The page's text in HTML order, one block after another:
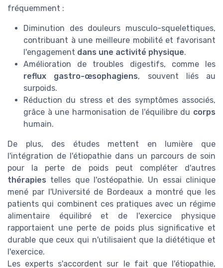
fréquemment :
Diminution des douleurs musculo-squelettiques,
contribuant à une meilleure mobilité et favorisant
l'engagement dans une activité physique.
Amélioration de troubles digestifs, comme les
reflux gastro-œsophagiens, souvent liés au
surpoids.
Réduction du stress et des symptômes associés,
grâce à une harmonisation de l'équilibre du corps
humain.
De plus, des études mettent en lumière que
l'intégration de l'étiopathie dans un parcours de soin
pour la perte de poids peut compléter d'autres
thérapies telles que l'ostéopathie. Un essai clinique
mené par l'Université de Bordeaux a montré que les
patients qui combinent ces pratiques avec un régime
alimentaire équilibré et de l'exercice physique
rapportaient une perte de poids plus significative et
durable que ceux qui n'utilisaient que la diététique et
l'exercice.
Les experts s'accordent sur le fait que l'étiopathie,